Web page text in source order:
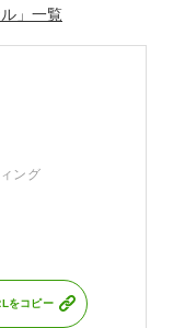
」
ング
をコピー